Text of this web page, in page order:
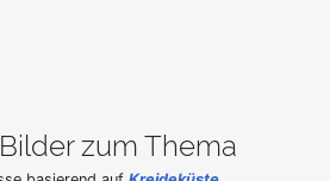
zum Thema